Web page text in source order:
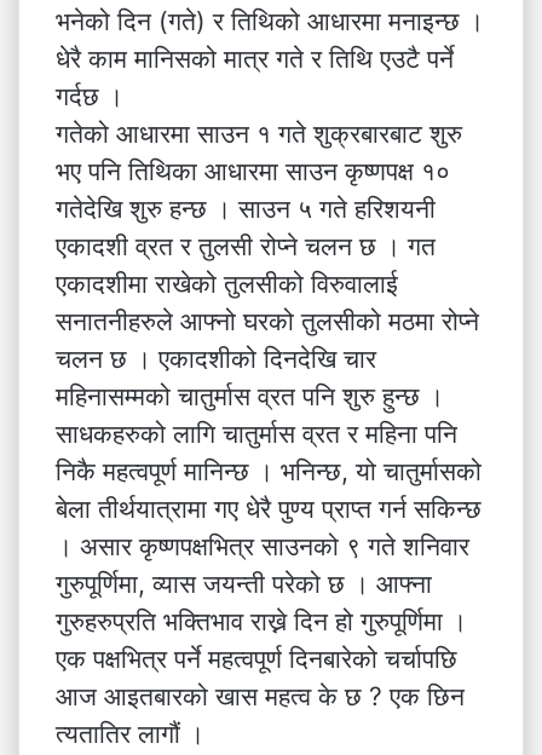
भनेको दिन (गते) र तिथिको आधारमा मनाइन्छ ।
धेरै काम मानिसको मात्र गते र तिथि एउटै पर्ने
गर्दछ ।
गतेको आधारमा साउन १ गते शुक्रबारबाट शुरु
भए पनि तिथिका आधारमा साउन कृष्णपक्ष १०
गतेदेखि शुरु हन्छ । साउन ५ गते हरिशयनी
एकादशी व्रत र तुलसी रोप्ने चलन छ । गत
एकादशीमा राखेको तुलसीको विरुवालाई
सनातनीहरुले आफ्नो घरको तुलसीको मठमा रोप्ने
चलन छ । एकादशीको दिनदेखि चार
महिनासम्मको चातुर्मास व्रत पनि शुरु हुन्छ ।
साधकहरुको लागि चातुर्मास व्रत र महिना पनि
निकै महत्वपूर्ण मानिन्छ । भनिन्छ, यो चातुर्मासको
बेला तीर्थयात्रामा गए धेरै पुण्य प्राप्त गर्न सकिन्छ
। असार कृष्णपक्षभित्र साउनको ९ गते शनिवार
गुरुपूर्णिमा, व्यास जयन्ती परेको छ । आफ्ना
गुरुहरुप्रति भक्तिभाव राख्ने दिन हो गुरुपूर्णिमा ।
एक पक्षभित्र पर्ने महत्वपूर्ण दिनबारेको चर्चापछि
आज आइतबारको खास महत्व के छ ? एक छिन
त्यतातिर लागौं ।